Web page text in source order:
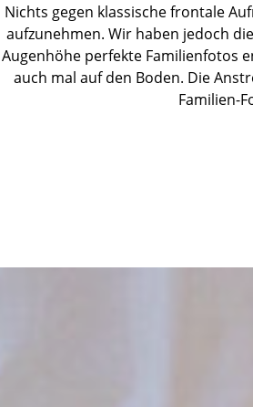
Nichts gegen klassische frontale
aufzunehmen. Wir haben jedoch
Augenhöhe perfekte Familienfotos
auch mal auf den Boden. Die
Familien-